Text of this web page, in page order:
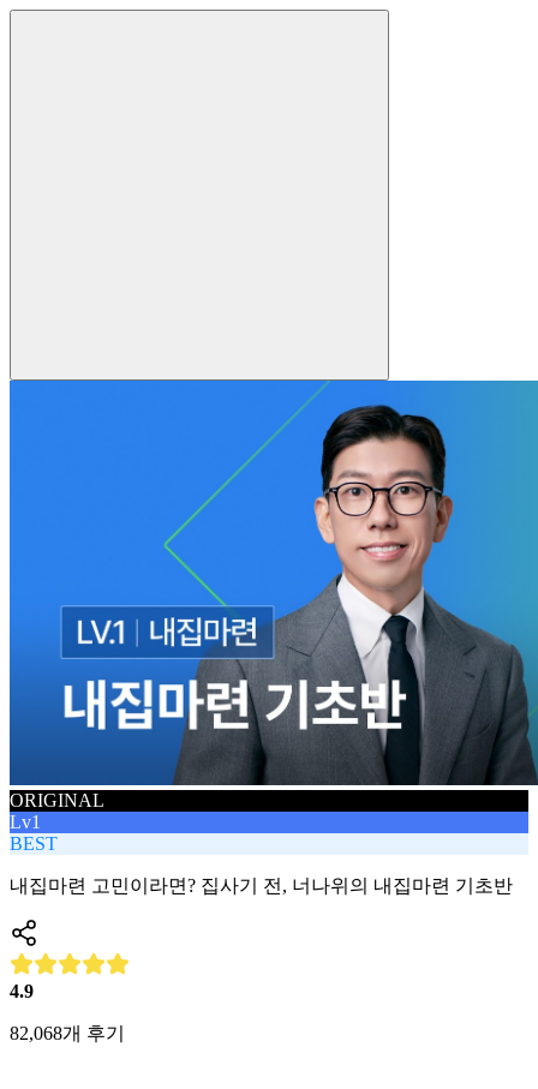
ORIGINAL
Lv1
BEST
내집마련 고민이라면? 집사기 전, 너나위의 내집마련 기초반
4.9
82,068개 후기